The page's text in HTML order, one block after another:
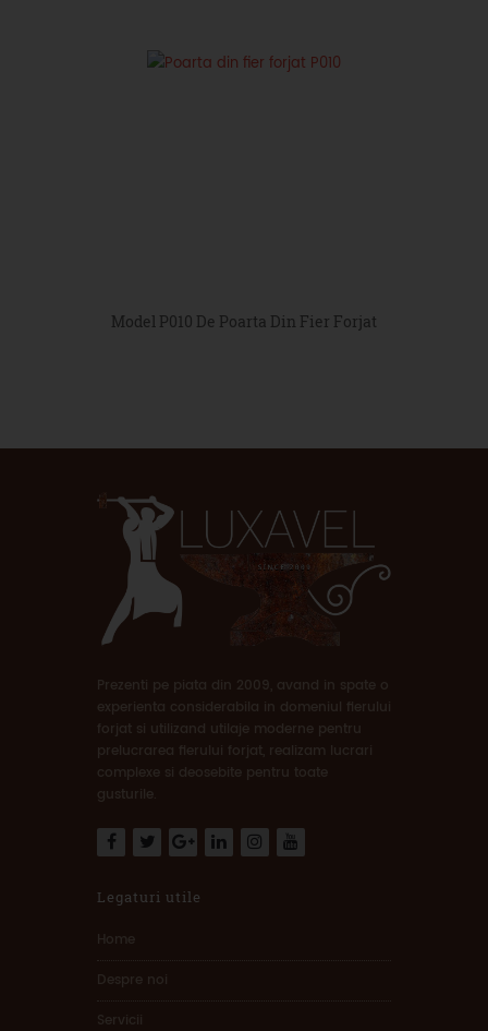
Model P010 De Poarta Din Fier Forjat
Prezenti pe piata din 2009, avand in spate o
experienta considerabila in domeniul fierului
forjat si utilizand utilaje moderne pentru
prelucrarea fierului forjat, realizam lucrari
complexe si deosebite pentru toate
gusturile.
Legaturi utile
Home
Despre noi
Servicii